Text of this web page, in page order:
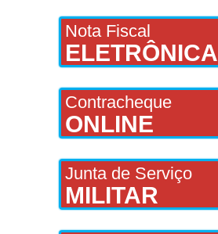
Nota Fiscal
ELETRÔNICA
Contracheque
ONLINE
Junta de Serviço
MILITAR